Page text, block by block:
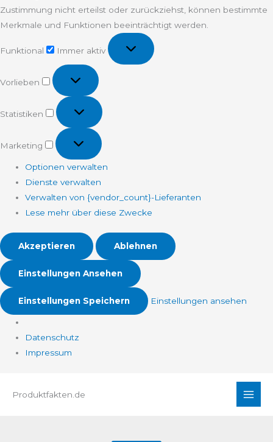
Zustimmung nicht erteilst oder zurückziehst, können bestimmte
Merkmale und Funktionen beeinträchtigt werden.
Funktional
Immer aktiv
Vorlieben
Vorlieben
Statistiken
Statistiken
Marketing
Marketing
Optionen verwalten
Dienste verwalten
Verwalten von {vendor_count}-Lieferanten
Lese mehr über diese Zwecke
Akzeptieren Ablehnen
Einstellungen Ansehen
Einstellungen Speichern Einstellungen ansehen
Datenschutz
Impressum
InhaltProduktfakten.de